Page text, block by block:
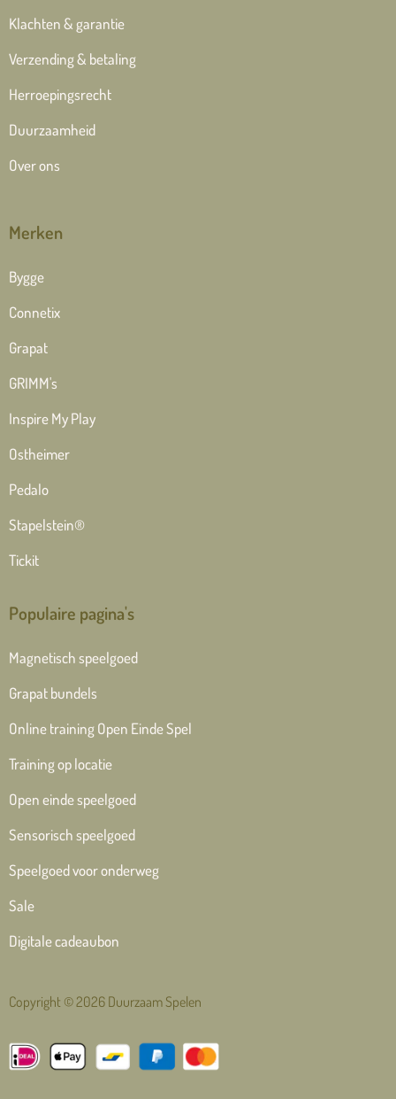
Klachten & garantie
Verzending & betaling
Herroepingsrecht
Duurzaamheid
Over ons
Merken
Bygge
Connetix
Grapat
GRIMM's
Inspire My Play
Ostheimer
Pedalo
Stapelstein®
Tickit
Populaire pagina's
Magnetisch speelgoed
Grapat bundels
Online training Open Einde Spel
Training op locatie
Open einde speelgoed
Sensorisch speelgoed
Speelgoed voor onderweg
Sale
Digitale cadeaubon
Copyright © 2026 Duurzaam Spelen